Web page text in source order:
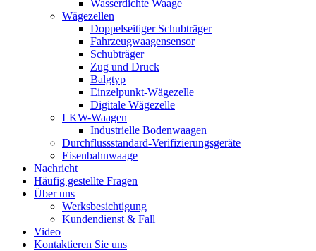
Wasserdichte Waage
Wägezellen
Doppelseitiger Schubträger
Fahrzeugwaagensensor
Schubträger
Zug und Druck
Balgtyp
Einzelpunkt-Wägezelle
Digitale Wägezelle
LKW-Waagen
Industrielle Bodenwaagen
Durchflussstandard-Verifizierungsgeräte
Eisenbahnwaage
Nachricht
Häufig gestellte Fragen
Über uns
Werksbesichtigung
Kundendienst & Fall
Video
Kontaktieren Sie uns